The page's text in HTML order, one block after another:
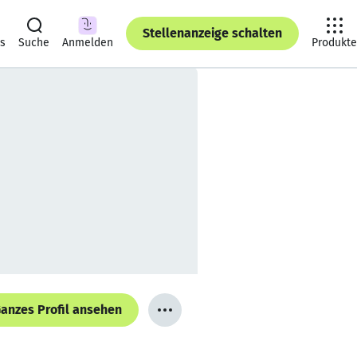
Suche Anmelden
Stellenanzeige schalten
Produkte
Profil ansehen